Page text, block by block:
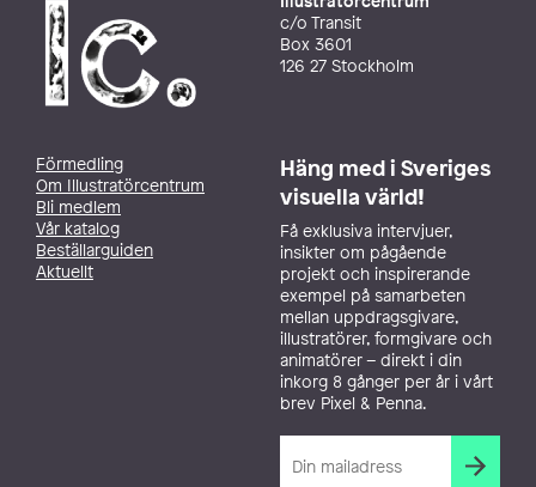
c/o Transit
Box 3601
126 27 Stockholm
Förmedling
Om Illustratörcentrum
Bli medlem
Vår katalog
Beställarguiden
Aktuellt
Häng med i Sveriges
visuella värld!
Få exklusiva intervjuer,
insikter om pågående
projekt och inspirerande
exempel på samarbeten
mellan uppdragsgivare,
illustratörer, formgivare och
animatörer – direkt i din
inkorg 8 gånger per år i vårt
brev Pixel & Penna.